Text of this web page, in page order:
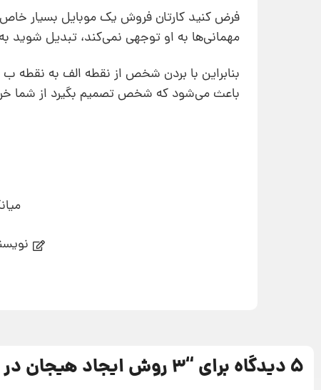
فرض کنید کارتان فروش یک موبایل بسیار
مهمانی‌ها به او توجهی نمی‌کند، تبدیل شوید
بنابراین با بردن شخص از نقطه الف به نقطه
باعث می‌شود که شخص تصمیم بگیرد از شما
5 دیدگاه برای “ 3 روش ایجاد هیجان در تبلیغ نویسی